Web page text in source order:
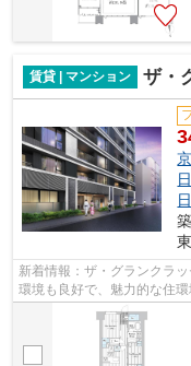
賃貸 | マンション ザ・
新着情報：ザ・グランクラ
環境も良好で、魅力的な住
置き場は、忙しいあなたに